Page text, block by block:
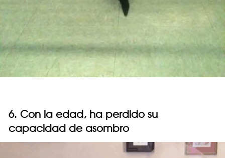
6. Con la edad, ha perdido su
capacidad de asombro